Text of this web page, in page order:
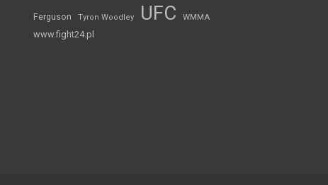
Ferguson Tyron Woodley UFC WMMA
www.fight24.pl